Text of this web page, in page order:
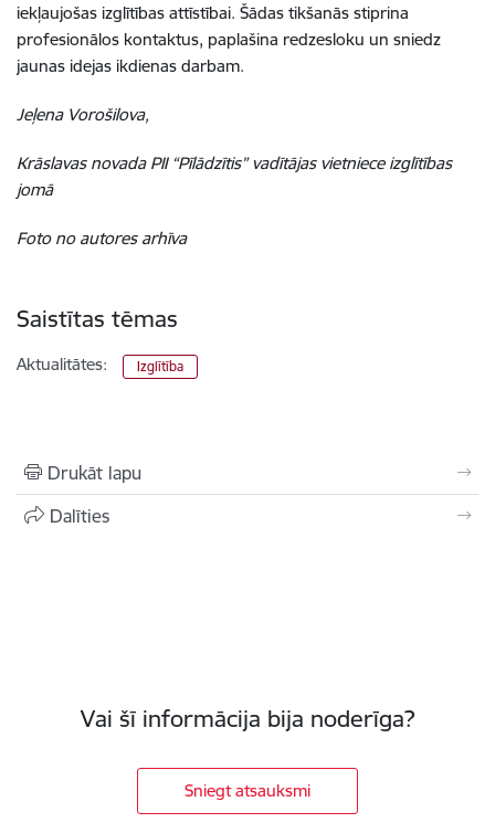
iekļaujošas izglītības attīstībai. Šādas tikšanās stiprina
profesionālos kontaktus, paplašina redzesloku un sniedz
jaunas idejas ikdienas darbam.
Jeļena Vorošilova,
Krāslavas novada PII “Pīlādzītis” vadītājas vietniece izglītības
jomā
Foto no autores arhīva
Saistītas tēmas
Aktualitātes: Izglītība
Drukāt lapu
Dalīties
Vai šī informācija bija noderīga?
Sniegt atsauksmi